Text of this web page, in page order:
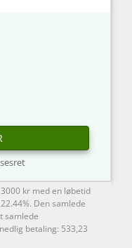
kr med en løbetid
Den samlede
samlede
betaling: 533,23